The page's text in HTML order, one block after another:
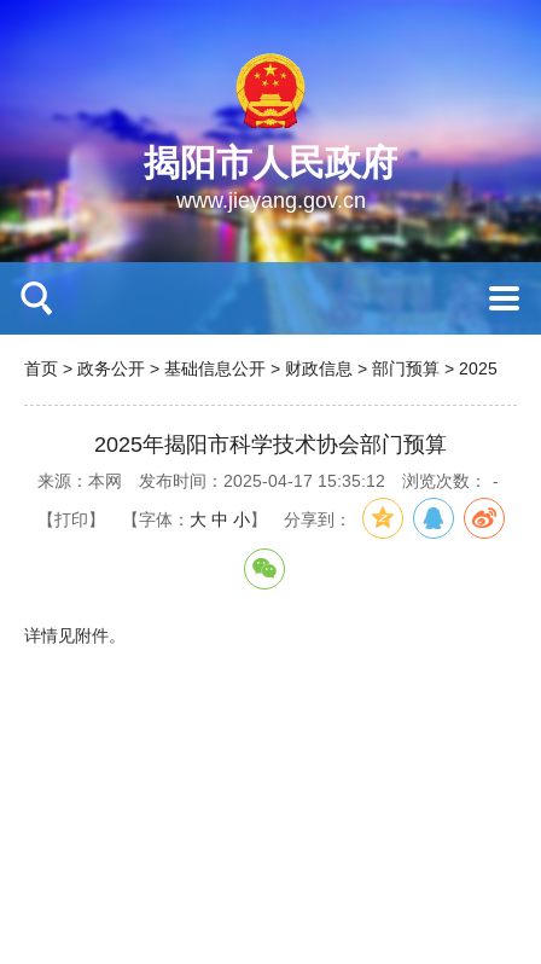
揭阳市人民政府
www.jieyang.gov.cn
首页 > 政务公开 > 基础信息公开 > 财政信息 > 部门预算 > 2025
2025年揭阳市科学技术协会部门预算
来源：本网 发布时间：2025-04-17 15:35:12 浏览次数： -
【打印】 【字体： 大 中 小】 分享到：
详情见附件。